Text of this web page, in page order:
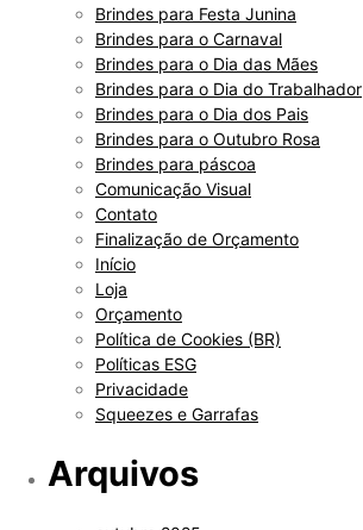
Brindes para Festa Junina
Brindes para o Carnaval
Brindes para o Dia das Mães
Brindes para o Dia do Trabalhador
Brindes para o Dia dos Pais
Brindes para o Outubro Rosa
Brindes para páscoa
Comunicação Visual
Contato
Finalização de Orçamento
Início
Loja
Orçamento
Política de Cookies (BR)
Políticas ESG
Privacidade
Squeezes e Garrafas
Arquivos